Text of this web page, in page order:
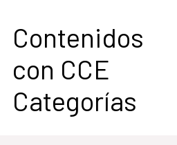
Centro
Contenidos
con CCE
Categorías